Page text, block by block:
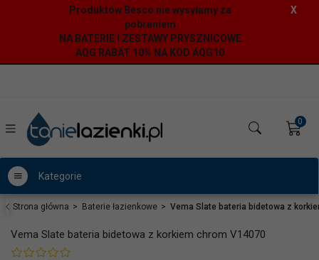
Produktów Besco nie wysyłamy za
pobraniem
NA BATERIE I ZESTAWY PRYSZNICOWE
AQG RABAT 10% NA KOD AQG10
X
0
Kategorie
Strona główna Baterie łazienkowe Vema Slate bateria bidetowa z
Vema Slate bateria bidetowa z korkiem chrom V14070